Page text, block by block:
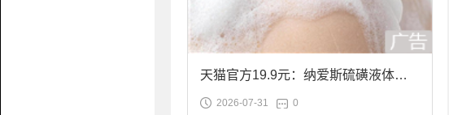
天猫官方19.9元：纳爱斯硫磺液体香
皂2斤大促
2026-07-31 0